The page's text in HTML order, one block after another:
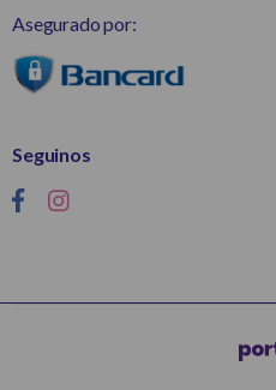
Asegurado por:
Seguinos